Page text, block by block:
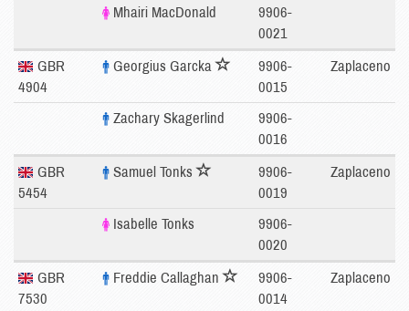
Mhairi MacDonald
9906-
0021
GBR
4904
Georgius Garcka
9906-
0015
Zaplaceno
Zachary Skagerlind
9906-
0016
GBR
5454
Samuel Tonks
9906-
0019
Zaplaceno
Isabelle Tonks
9906-
0020
GBR
7530
Freddie Callaghan
9906-
0014
Zaplaceno